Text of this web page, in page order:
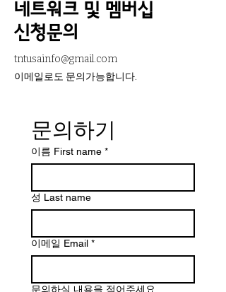
네트워크 및 멤버십
신청문의
tntusainfo@gmail.com
​이메일로도 문의가능합니다.
문의하기
이름 First name *
성 Last name
이메일 Email *
문의하실 내용을 적어주세요